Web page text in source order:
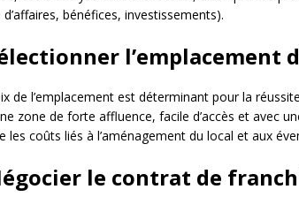
d’affaires, bénéfices, investissements).
l’emplacement
de l’emplacement est déterminant pour la
zone de forte affluence, facile d’accès et avec
les coûts liés à l’aménagement du local et aux
le contrat de